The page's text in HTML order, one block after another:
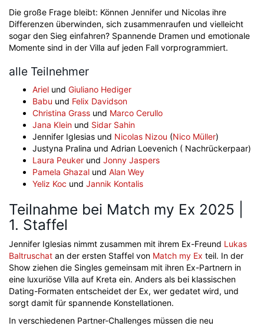
Die große Frage bleibt: Können Jennifer und Nicolas ihre
Differenzen überwinden, sich zusammenraufen und vielleicht
sogar den Sieg einfahren? Spannende Dramen und emotionale
Momente sind in der Villa auf jeden Fall vorprogrammiert.
alle Teilnehmer
Ariel und Giuliano Hediger
Babu und Felix Davidson
Christina Grass und Marco Cerullo
Jana Klein und Sidar Sahin
Jennifer Iglesias und Nicolas Nizou (Nico Müller)
Justyna Pralina und Adrian Loevenich ( Nachrückerpaar)
Laura Peuker und Jonny Jaspers
Pamela Ghazal und Alan Wey
Yeliz Koc und Jannik Kontalis
Teilnahme bei Match my Ex 2025 |
1. Staffel
Jennifer Iglesias nimmt zusammen mit ihrem Ex-Freund Lukas
Baltruschat an der ersten Staffel von Match my Ex teil. In der
Show ziehen die Singles gemeinsam mit ihren Ex-Partnern in
eine luxuriöse Villa auf Kreta ein. Anders als bei klassischen
Dating-Formaten entscheidet der Ex, wer gedatet wird, und
sorgt damit für spannende Konstellationen.
In verschiedenen Partner-Challenges müssen die neu